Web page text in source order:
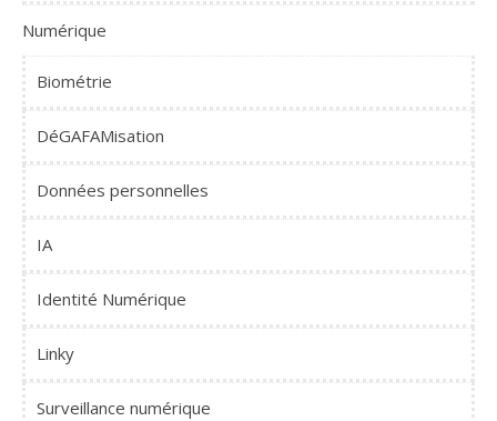
Numérique
Biométrie
DéGAFAMisation
Données personnelles
IA
Identité Numérique
Linky
Surveillance numérique